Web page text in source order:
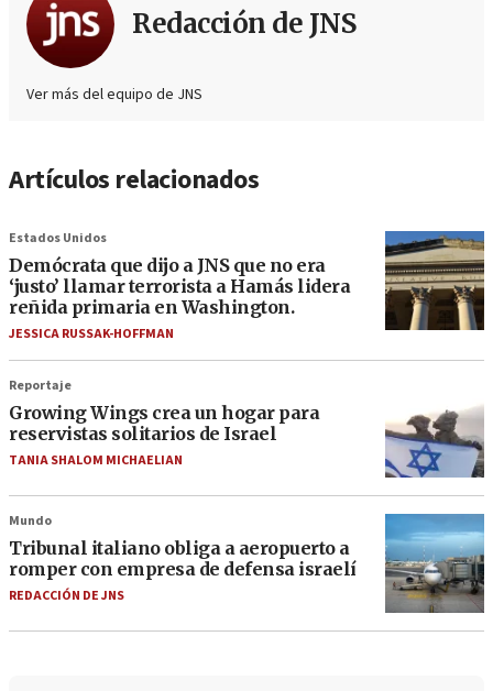
Redacción de JNS
Ver más del equipo de JNS
Artículos relacionados
Estados Unidos
Demócrata que dijo a JNS que no era
‘justo’ llamar terrorista a Hamás lidera
reñida primaria en Washington.
JESSICA RUSSAK-HOFFMAN
Reportaje
Growing Wings crea un hogar para
reservistas solitarios de Israel
TANIA SHALOM MICHAELIAN
Mundo
Tribunal italiano obliga a aeropuerto a
romper con empresa de defensa israelí
REDACCIÓN DE JNS